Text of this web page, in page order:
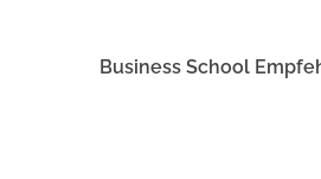
Business School